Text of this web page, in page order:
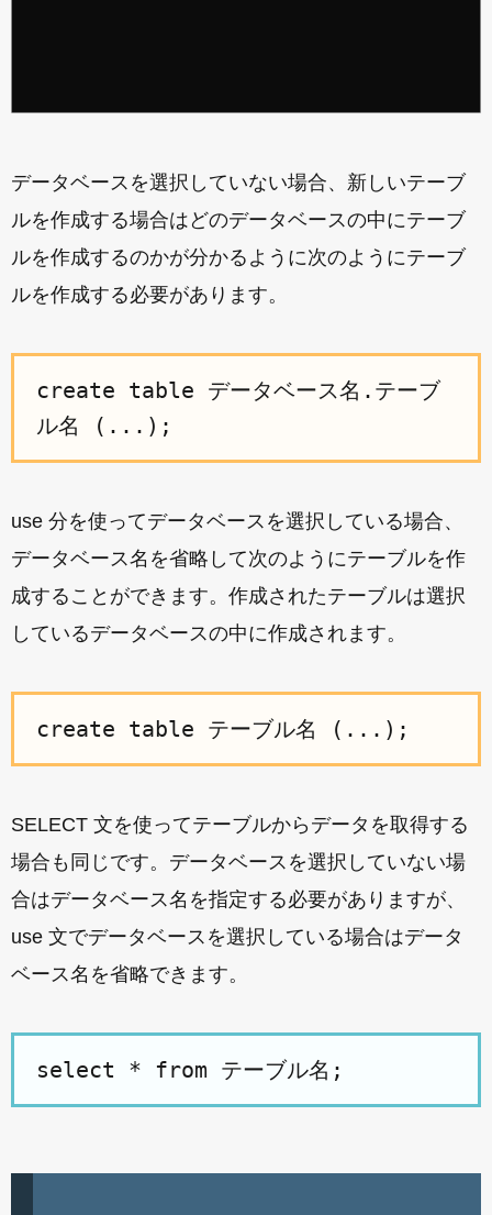
データベースを選択していない場合、新しいテーブ
ルを作成する場合はどのデータベースの中にテーブ
ルを作成するのかが分かるように次のようにテーブ
ルを作成する必要があります。
create table データベース名.テーブ
ル名 (...);
use 分を使ってデータベースを選択している場合、
データベース名を省略して次のようにテーブルを作
成することができます。作成されたテーブルは選択
しているデータベースの中に作成されます。
create table テーブル名 (...);
SELECT 文を使ってテーブルからデータを取得する
場合も同じです。データベースを選択していない場
合はデータベース名を指定する必要がありますが、
use 文でデータベースを選択している場合はデータ
ベース名を省略できます。
select * from テーブル名;